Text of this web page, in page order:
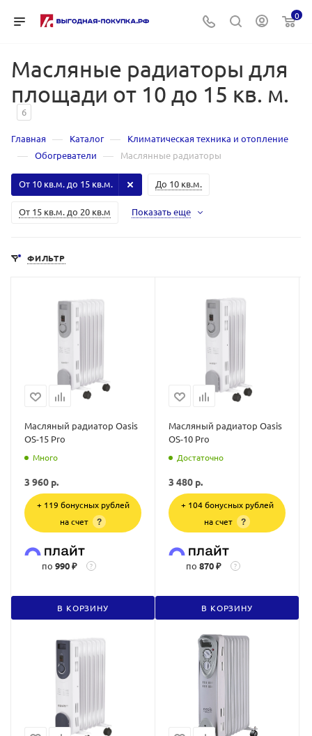
0
Масляные радиаторы для
площади от 10 до 15 кв. м.
6
Главная — Каталог — Климатическая техника и отопление
— Обогреватели — Маслянные радиаторы
До 10 кв.м.
От 10 кв.м. до 15 кв.м.
От 15 кв.м. до 20 кв.м Показать еще
ФИЛЬТР
Масляный радиатор Oasis
OS-15 Pro
Много
3 960 р.
+ 119 бонусных рублей
на счет
?
по 990 ₽ ?
В КОРЗИНУ
Масляный радиатор Oasis
OS-10 Pro
Достаточно
3 480 р.
+ 104 бонусных рублей
на счет
?
по 870 ₽ ?
В КОРЗИНУ